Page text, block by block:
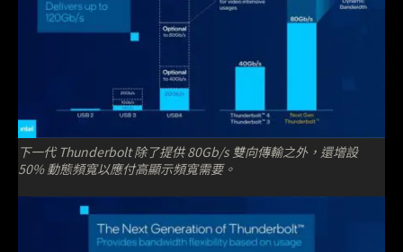
下一代 Thunderbolt 除了提供 80Gb/s 雙向傳輸之外，還增設
50% 動態頻寬以應付高顯示頻寬需要。